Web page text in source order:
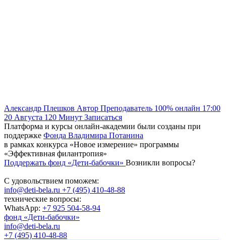
Александр Плешков Автор Преподаватель 100% онлайн 17:00
20 Августа 120 Минут Записаться
Платформа и курсы онлайн-академии были созданы при
поддержке Фонда Владимира Потанина
в рамках конкурса «Новое измерение» программы
«Эффективная филантропия»
Поддержать фонд «Дети-бабочки» Возникли вопросы?
С удовольствием поможем:
info@deti-bela.ru +7 (495) 410-48-88
технические вопросы:
WhatsApp: +7 925 504-58-94
фонд «Дети-бабочки»
info@deti-bela.ru
+7 (495) 410-48-88